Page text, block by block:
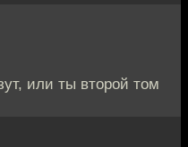
или ты второй том